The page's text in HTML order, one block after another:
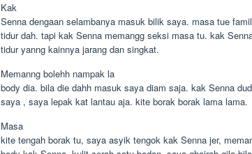
Kak
Senna dengaan selambanya masuk bilik saya. masa tue
tidur dah. tapi kak Senna memangg seksi masa tu. kak
tidur yanng kainnya jarang dan singkat.
Memanng bolehh nampak la
body dia. bila die dahh masuk saya diam saja. kak Senna
saya , saya lepak kat lantau aja. kite borak borak lama lama.
Masa
kite tengah borak tu, saya asyik tengok kak Senna jer,